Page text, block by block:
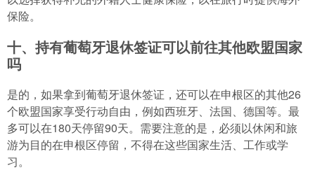
保险。
十、持有葡萄牙退休签证可以前往其他欧盟国家
吗
是的，如果拿到葡萄牙退休签证，还可以在申根区的其他26
个欧盟国家享受行动自由，例如西班牙、法国、德国等。最
多可以在180天停留90天。需要注意的是，必须以休闲和旅
游为目的在申根区停留，不得在这些国家生活、工作或学
习。